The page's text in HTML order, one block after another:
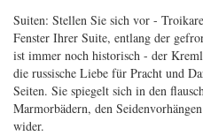
Suiten: Stellen Sie sich vor -
Fenster Ihrer Suite, entlang der
ist immer noch historisch - der
die russische Liebe für Pracht und
Seiten. Sie spiegelt sich in den
Marmorbädern, den
wider.